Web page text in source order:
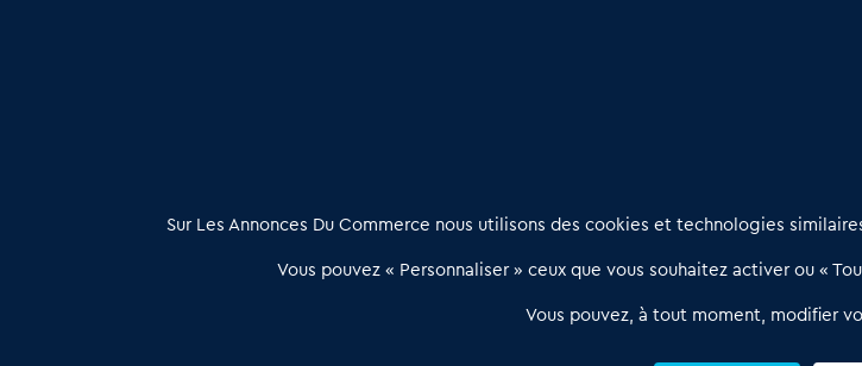
relation qualifiée conçu pour les acteurs de l’immobilier commercial
02 54 56 03 17
Contactez-nous
Notre solution
Offres Pro
Qui sommes nous ?
Sur Les Annonces Du Commerce nous utilisons des cookies et technologies
Vous pouvez « Personnaliser » ceux que vous souhaitez activer ou «
Vous pouvez, à tout moment, modifier